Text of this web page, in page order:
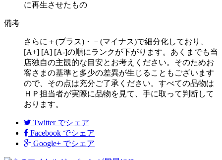
に再生させたもの
備考
さらに＋(プラス)・－(マイナス)で細分化しており、
[A+] [A] [A-]の順にランクが下がります。あくまでも当
店独自の主観的な目安とお考えください。そのためお
客さまの基準と多少の差異が生じることもございます
ので、その点は充分ご了承ください。すべての品物は
ＨＰ担当者が実際に品物を見て、手に取って判断して
おります。
Twitter でシェア
Facebook でシェア
Google+ でシェア